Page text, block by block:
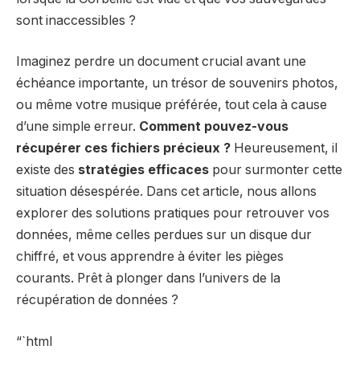
sont inaccessibles ?
Imaginez perdre un document crucial avant une
échéance importante, un trésor de souvenirs photos,
ou même votre musique préférée, tout cela à cause
d’une simple erreur. Comment pouvez-vous
récupérer ces fichiers précieux ? Heureusement, il
existe des stratégies efficaces pour surmonter cette
situation désespérée. Dans cet article, nous allons
explorer des solutions pratiques pour retrouver vos
données, même celles perdues sur un disque dur
chiffré, et vous apprendre à éviter les pièges
courants. Prêt à plonger dans l’univers de la
récupération de données ?
“`html